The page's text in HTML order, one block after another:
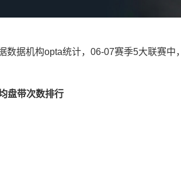
数据机构opta统计，06-07赛季5大联赛中，
盘带次数排行